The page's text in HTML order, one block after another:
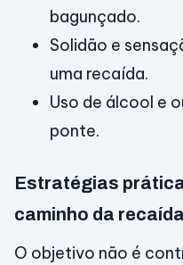
bagunçado.
Solidão e
uma recaída.
Uso de álcool e
ponte.
Estratégias
caminho da recaída
O objetivo não é